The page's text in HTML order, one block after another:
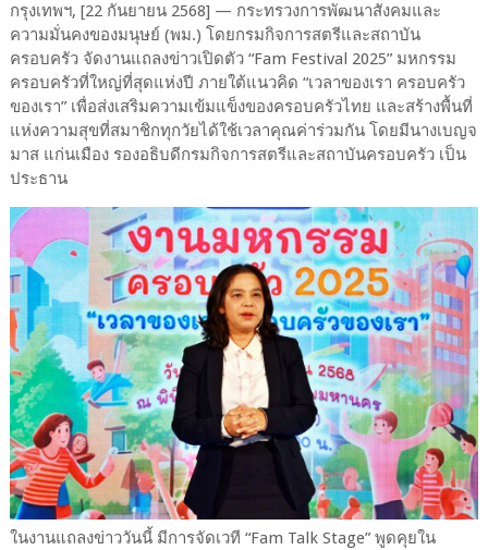
กรุงเทพฯ, [22 กันยายน 2568] — กระทรวงการพัฒนาสังคมและ
ความมั่นคงของมนุษย์ (พม.) โดยกรมกิจการสตรีและสถาบัน
ครอบครัว จัดงานแถลงข่าวเปิดตัว “Fam Festival 2025” มหกรรม
ครอบครัวที่ใหญ่ที่สุดแห่งปี ภายใต้แนวคิด “เวลาของเรา ครอบครัว
ของเรา” เพื่อส่งเสริมความเข้มแข็งของครอบครัวไทย และสร้างพื้นที่
แห่งความสุขที่สมาชิกทุกวัยได้ใช้เวลาคุณค่าร่วมกัน โดยมีนางเบญจ
มาส แก่นเมือง รองอธิบดีกรมกิจการสตรีและสถาบันครอบครัว เป็น
ประธาน
ในงานแถลงข่าววันนี้ มีการจัดเวที “Fam Talk Stage” พูดคุยใน